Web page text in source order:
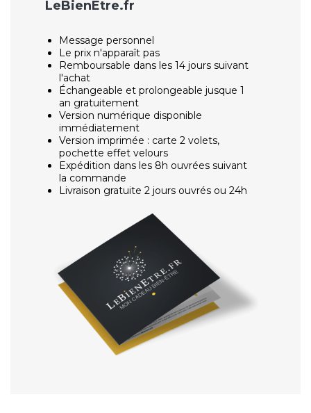
LeBienEtre.fr
Message personnel
Le prix n'apparaît pas
Remboursable dans les 14 jours suivant
l'achat
Échangeable et prolongeable jusque 1
an gratuitement
Version numérique disponible
immédiatement
Version imprimée : carte 2 volets,
pochette effet velours
Expédition dans les 8h ouvrées suivant
la commande
Livraison gratuite 2 jours ouvrés ou 24h